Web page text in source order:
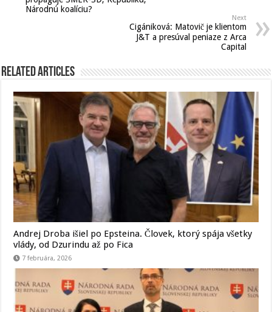
Národnú koalíciu?
Next
Cigániková: Matovič je klientom
J&T a presúval peniaze z Arca
Capital
Related Articles
Andrej Droba išiel po Epsteina. Človek, ktorý spája všetky
vlády, od Dzurindu až po Fica
7 februára, 2026